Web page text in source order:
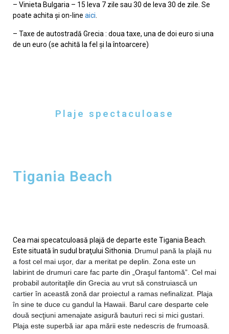
– Vinieta Bulgaria – 15 leva 7 zile sau 30 de leva 30 de zile. Se
poate achita şi on-line aici
– Taxe de autostradă Grecia : doua taxe, una de doi euro si una
de un euro (se achită la fel şi la întoarcere)
Plaje spectaculoase
Tigania Beach
Cea mai specatculoasă plajă de departe este Tigania Beach.
Este situată în sudul braţului Sithonia. Drumul pană la plajă nu
a fost cel mai uşor, dar a meritat pe deplin. Zona este un
labirint de drumuri care fac parte din „Oraşul fantomă”. Cel mai
probabil autoritaţile din Grecia au vrut să construiască un
cartier în această zonă dar proiectul a ramas nefinalizat. Plaja
în sine te duce cu gandul la Hawaii. Barul care desparte cele
două secţiuni amenajate asigură bauturi reci si mici gustari.
Plaja este superbă iar apa mării este nedescris de frumoasă.